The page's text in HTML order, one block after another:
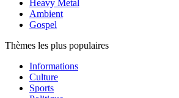
Heavy Metal
Ambient
Gospel
Thèmes les plus populaires
Informations
Culture
Sports